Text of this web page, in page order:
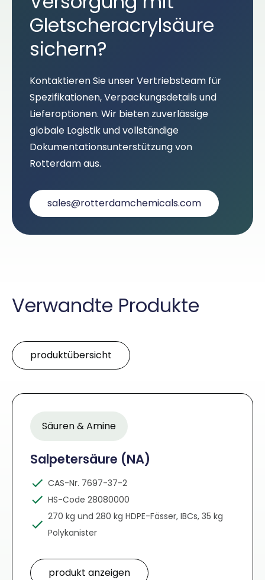
Gletscheracrylsäure
sichern?
Kontaktieren Sie unser Vertriebsteam für
Spezifikationen, Verpackungsdetails und
Lieferoptionen. Wir bieten zuverlässige
globale Logistik und vollständige
Dokumentationsunterstützung von
Rotterdam aus.
sales@rotterdamchemicals.com
Verwandte Produkte
produktübersicht
Säuren & Amine
Salpetersäure (NA)
CAS-Nr. 7697-37-2
HS-Code 28080000
270 kg und 280 kg HDPE-Fässer, IBCs, 35 kg
Polykanister
produkt anzeigen